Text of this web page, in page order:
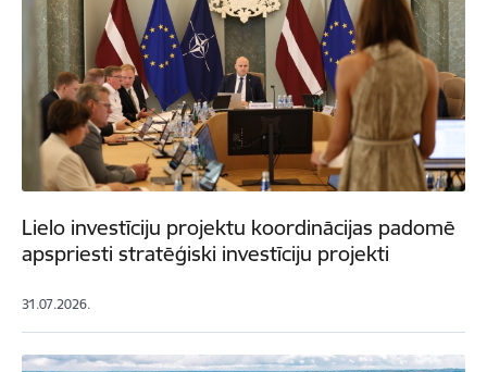
Lielo investīciju projektu koordinācijas padomē
apspriesti stratēģiski investīciju projekti
31.07.2026.